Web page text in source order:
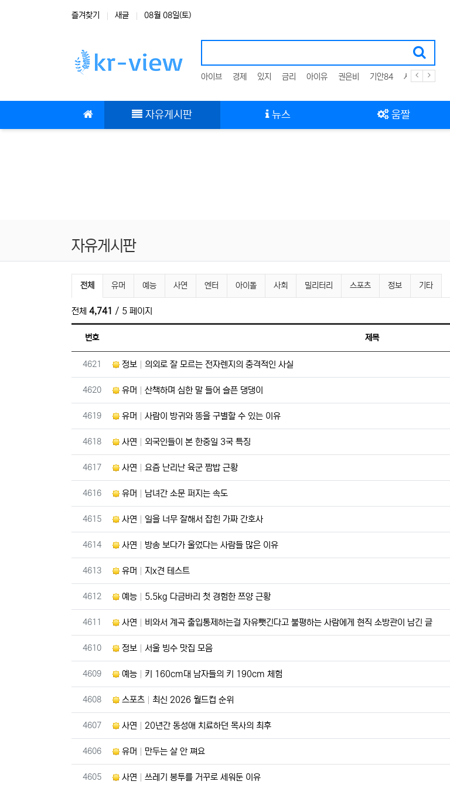
즐겨찾기 새글 08월 08일(토)
아이브 경제 있지 금리 아이유 권은비 기안84 사고
자유게시판 뉴스 움짤
자유게시판
자유게시판 분류 목록
전체 유머 예능 사연 엔터 아이돌 사회 밀리터리 스포츠 정보 기타
전체 4,741 / 5 페이지
번호
제목
번호
4621 정보 의외로 잘 모르는 전자렌지의 충격적인 사실
번호
4620 유머 산책하며 심한 말 들어 슬픈 댕댕이
번호
4619 유머 사람이 방귀와 똥을 구별할 수 있는 이유
번호
4618 사연 외국인들이 본 한중일 3국 특징
번호
4617 사연 요즘 난리난 육군 짬밥 근황
번호
4616 유머 남녀간 소문 퍼지는 속도
번호
4615 사연 일을 너무 잘해서 잡힌 가짜 간호사
번호
4614 사연 방송 보다가 울었다는 사람들 많은 이유
번호
4613 유머 지x견 테스트
번호
4612 예능 5.5kg 다금바리 첫 경험한 쯔양 근황
번호
4611 사연 비와서 계곡 출입통제하는걸 자유뺏긴다고 불평하는 사람에게 현직 소방관이 남긴 글
번호
4610 정보 서울 빙수 맛집 모음
번호
4609 예능 키 160cm대 남자들의 키 190cm 체험
번호
4608 스포츠 최신 2026 월드컵 순위
번호
4607 사연 20년간 동성애 치료하던 목사의 최후
번호
4606 유머 만두는 살 안 쪄요
번호
4605 사연 쓰레기 봉투를 거꾸로 세워둔 이유